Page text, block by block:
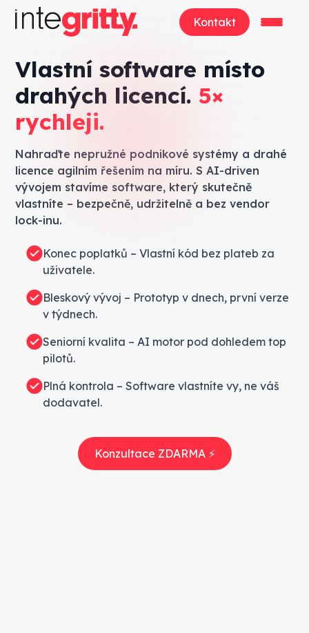
Kontakt
Vlastní software místo
drahých licencí.5×
rychleji.
Nahraďte nepružné podnikové systémy a drahé
licence agilním řešením na míru. S AI-driven
vývojem stavíme software, který skutečně
vlastníte – bezpečně, udržitelně a bez vendor
lock-inu.
Konec poplatků – Vlastní kód bez plateb za
uživatele.
Bleskový vývoj – Prototyp v dnech, první verze
v týdnech.
Seniorní kvalita – AI motor pod dohledem top
pilotů.
Plná kontrola – Software vlastníte vy, ne váš
dodavatel.
Konzultace ZDARMA ⚡️